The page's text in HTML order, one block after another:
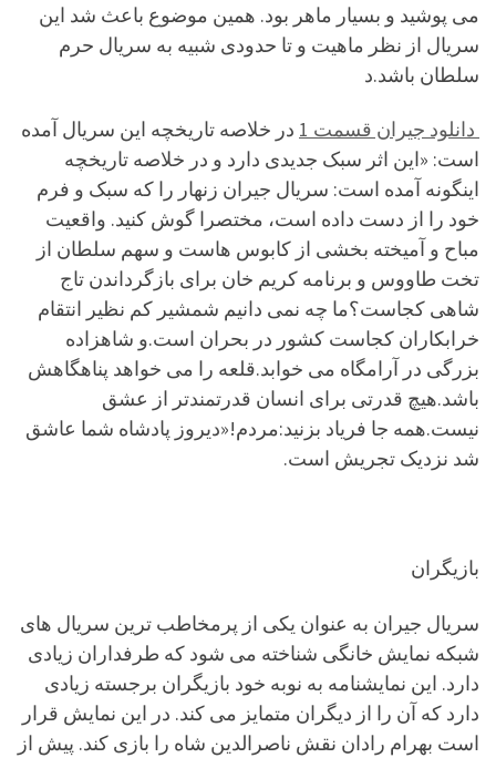
می پوشید و بسیار ماهر بود. همین موضوع باعث شد این
سریال از نظر ماهیت و تا حدودی شبیه به سریال حرم
سلطان باشد.د
دانلود جیران قسمت 1
در خلاصه تاریخچه این سریال آمده
است: «این اثر سبک جدیدی دارد و در خلاصه تاریخچه
اینگونه آمده است: سریال جیران زنهار را که سبک و فرم
خود را از دست داده است، مختصرا گوش کنید. واقعیت
مباح و آمیخته بخشی از کابوس هاست و سهم سلطان از
تخت طاووس و برنامه کریم خان برای بازگرداندن تاج
شاهی کجاست؟ما چه نمی دانیم شمشیر کم نظیر انتقام
خرابکاران کجاست کشور در بحران است.و شاهزاده
بزرگی در آرامگاه می خوابد.قلعه را می خواهد پناهگاهش
باشد.هیچ قدرتی برای انسان قدرتمندتر از عشق
نیست.همه جا فریاد بزنید:مردم!«دیروز پادشاه شما عاشق
شد نزدیک تجریش است.
بازیگران
سریال جیران به عنوان یکی از پرمخاطب ترین سریال های
شبکه نمایش خانگی شناخته می شود که طرفداران زیادی
دارد. این نمایشنامه به نوبه خود بازیگران برجسته زیادی
دارد که آن را از دیگران متمایز می کند. در این نمایش قرار
است بهرام رادان نقش ناصرالدین شاه را بازی کند. پیش از